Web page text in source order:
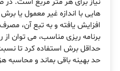
هایی با اندازه غیر معمول یا
افزایش یافته و به تبع آن، مصرف
برنامه ریزی مناسب، می توان از
حداقل برش استفاده کرد تا
حد بهینه باقی بماند و محاسبه